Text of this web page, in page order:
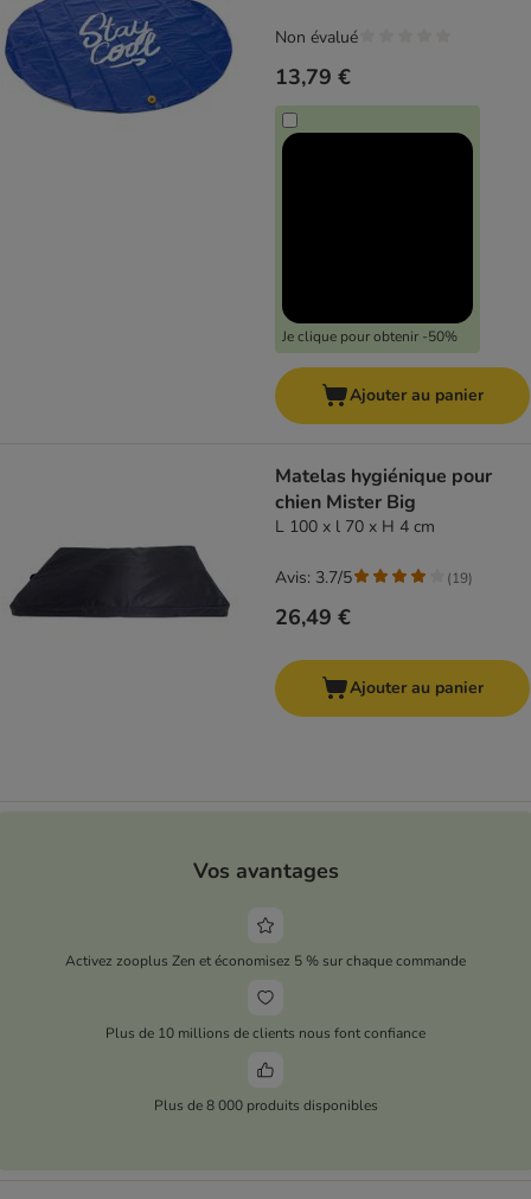
13,79 €
Je clique pour obtenir -50%
Non évalué
Ajouter au panier
Matelas hygiénique pour
chien Mister Big
L 100 x l 70 x H 4 cm
26,49 €
Avis: 3.7/5 (19)
Ajouter au panier
Vos avantages
Activez zooplus Zen et économisez 5 % sur chaque commande
Plus de 10 millions de clients nous font confiance
Plus de 8 000 produits disponibles